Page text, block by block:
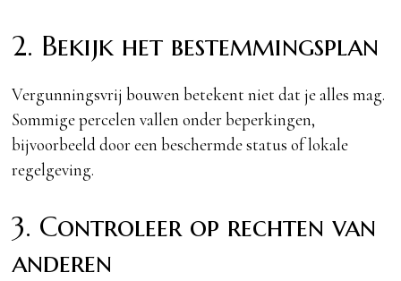
2. Bekijk het bestemmingsplan
Vergunningsvrij bouwen betekent niet dat je alles mag.
Sommige percelen vallen onder beperkingen,
bijvoorbeeld door een beschermde status of lokale
regelgeving.
3. Controleer op rechten van
anderen